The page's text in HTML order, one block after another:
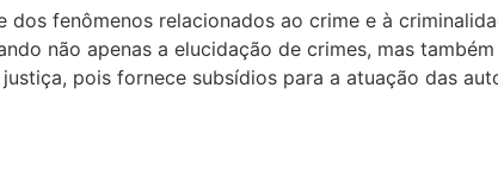
fenômenos relacionados ao crime e à
não apenas a elucidação de crimes, mas
pois fornece subsídios para a atuação das